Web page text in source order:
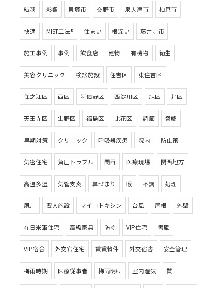
絨毯 影響 貝塚市 交野市 泉大津市 柏原市
快適 MIST工法® 住まい 根深い 藤井寺市
施工事例 事例 飲食店 建物 有機物 衛生
美容クリニック 検診施設 住吉区 東住吉区
住之江区 西区 阿倍野区 西淀川区 旭区 北区
天王寺区 生野区 福島区 此花区 詩節 脅威
早期対策 クリニック 呼吸器疾患 院内 防止策
気密住宅 負圧トラブル 関西 医療現場 関西地方
高温多湿 気管支炎 鼻づまり 喉 不調 処理
夙川 要人施設 マイコトキシン 台風 屋根 外壁
在日米軍住宅 高級家具 防ぐ VIP住宅 書庫
VIP宿舎 外交官住宅 賃貸物件 外交宿舎 安全管理
梅雨時期 医療従事者 梅雨明け 室内湿気 質